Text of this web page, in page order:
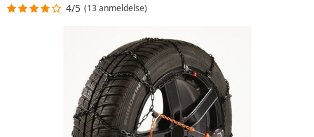
4/5 (13 anmeldelse)